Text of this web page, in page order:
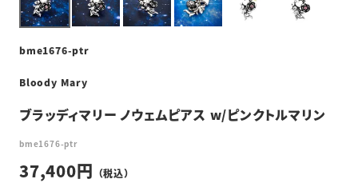
bme1676-ptr
Bloody Mary
ブラッディマリー ノウェムピアス w/ピンクトルマリン
bme1676-ptr
37,400